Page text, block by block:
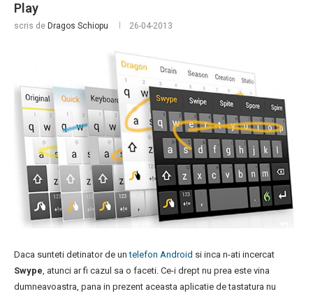
Play
scris de Dragos Schiopu 26-04-2013
Daca sunteti detinator de untelefon Android si inca n-ati incercat
Swype, atunci ar fi cazul sa o faceti. Ce-i drept nu prea este vina
dumneavoastra, pana in prezent aceasta aplicatie de tastatura nu